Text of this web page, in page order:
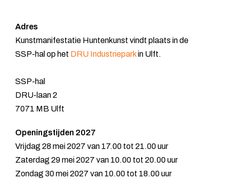
Adres
Kunstmanifestatie Huntenkunst vindt plaats in de
SSP-hal op het DRU Industrieparkin Ulft.
SSP-hal
DRU-laan 2
7071 MB Ulft
Openingstijden 2027
Vrijdag 28 mei 2027 van 17.00 tot 21.00 uur
Zaterdag 29 mei 2027 van 10.00 tot 20.00 uur
Zondag 30 mei 2027 van 10.00 tot 18.00 uur